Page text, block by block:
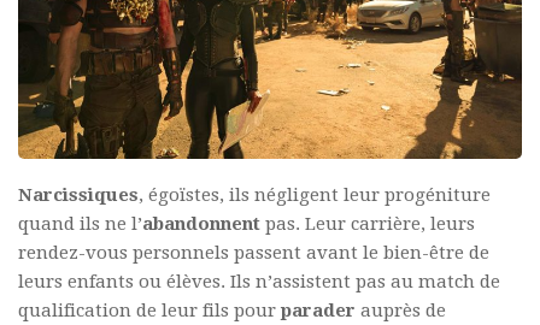
Narcissiques, égoïstes, ils négligent leur progéniture
quand ils ne l’abandonnent pas. Leur carrière, leurs
rendez-vous personnels passent avant le bien-être de
leurs enfants ou élèves. Ils n’assistent pas au match de
qualification de leur fils pour parader auprès de